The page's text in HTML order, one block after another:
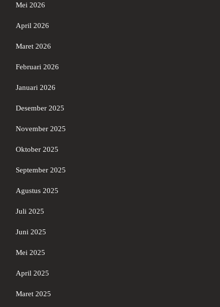
Mei 2026
April 2026
Maret 2026
Februari 2026
Januari 2026
Desember 2025
November 2025
Oktober 2025
September 2025
Agustus 2025
Juli 2025
Juni 2025
Mei 2025
April 2025
Maret 2025